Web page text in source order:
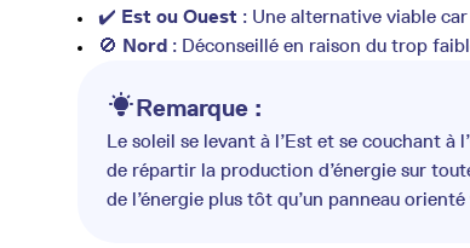
✔️ Est ou Ouest : Une alternative viable
🚫 Nord : Déconseillé en raison du trop
Remarque :
Le soleil se levant à l’Est et se couchant à
de répartir la production d’énergie sur
de l’énergie plus tôt qu’un panneau